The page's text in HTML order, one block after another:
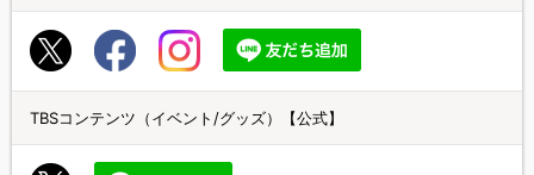
TBSコンテンツ（イベント/グッズ）【公式】